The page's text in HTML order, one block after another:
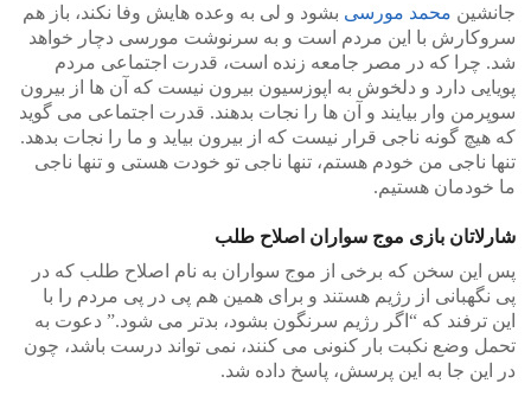
جانشین محمد مورسی بشود و لی به وعده هایش وفا نکند، باز هم
سروکارش با این مردم است و به سرنوشت مورسی دچار خواهد
شد. چرا که در مصر جامعه زنده است، قدرت اجتماعی مردم
پویایی دارد و دلخوش به اپوزسیون بیرون نیست که آن ها از بیرون
سوپرمن وار بیایند و آن ها را نجات بدهند. قدرت اجتماعی می گوید
که هیچ گونه ناجی قرار نیست که از بیرون بیاید و ما را نجات بدهد.
تنها ناجی من خودم هستم، تنها ناجی تو خودت هستی و تنها ناجی
ما خودمان هستیم.
شارلاتان بازی موج سواران اصلاح طلب
پس این سخن که برخی از موج سواران به نام اصلاح طلب که در
پی نگهبانی از رژیم هستند و برای همین هم پی در پی مردم را با
این ترفند که “اگر رژیم سرنگون بشود، بدتر می شود.” دعوت به
تحمل وضع نکبت بار کنونی می کنند، نمی تواند درست باشد، چون
در این جا به این پرسش، پاسخ داده شد.